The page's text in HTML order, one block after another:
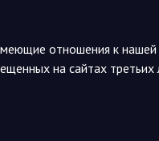
отношения к
на сайтах